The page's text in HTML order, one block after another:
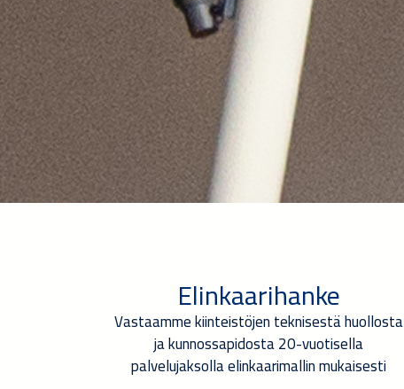
Elinkaarihanke
Vastaamme kiinteistöjen teknisestä huollosta
ja kunnossapidosta 20-vuotisella
palvelujaksolla elinkaarimallin mukaisesti